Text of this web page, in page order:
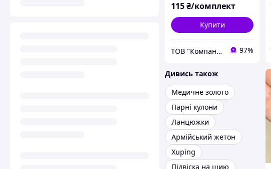
115₴/комплект
Купити
ТОВ "Компанія Темпер" 97%
Дивись також
Медичне золото
Парні кулони
Ланцюжки
Армійський жетон
Xuping
Підвіска на шию